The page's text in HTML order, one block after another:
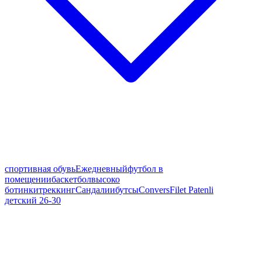
спортивная обувьЕжедневныйфутбол в
помещениибаскетболвысоко
ботинкитреккингСандалиибутсыConversFilet Patenli
детский 26-30